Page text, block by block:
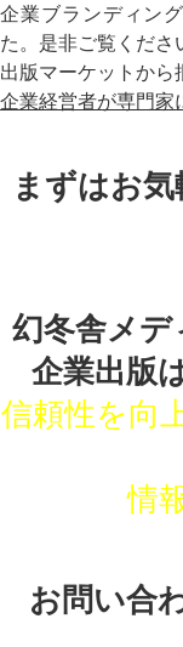
企業ブランディン
た。是非ご覧くださ
出版マーケットから
企業経営者が専門家
まずはお
幻冬舎メ
企業出版は
信頼性を向
情
お問い合